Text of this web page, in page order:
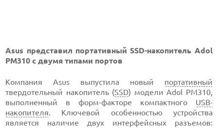
Asus представил портативный SSD-накопитель Adol
PM310 с двумя типами портов
Компания Asus выпустила новый портативный
твердотельный накопитель (SSD) модели Adol PM310,
выполненный в форм-факторе компактного USB-
накопителя. Ключевой особенностью устройства
является наличие двух интерфейсных разъемов: